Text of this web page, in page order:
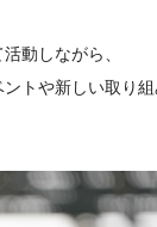
動しながら、
トや新しい取り